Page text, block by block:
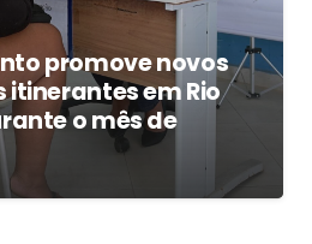
promove novos
em Rio
o mês de